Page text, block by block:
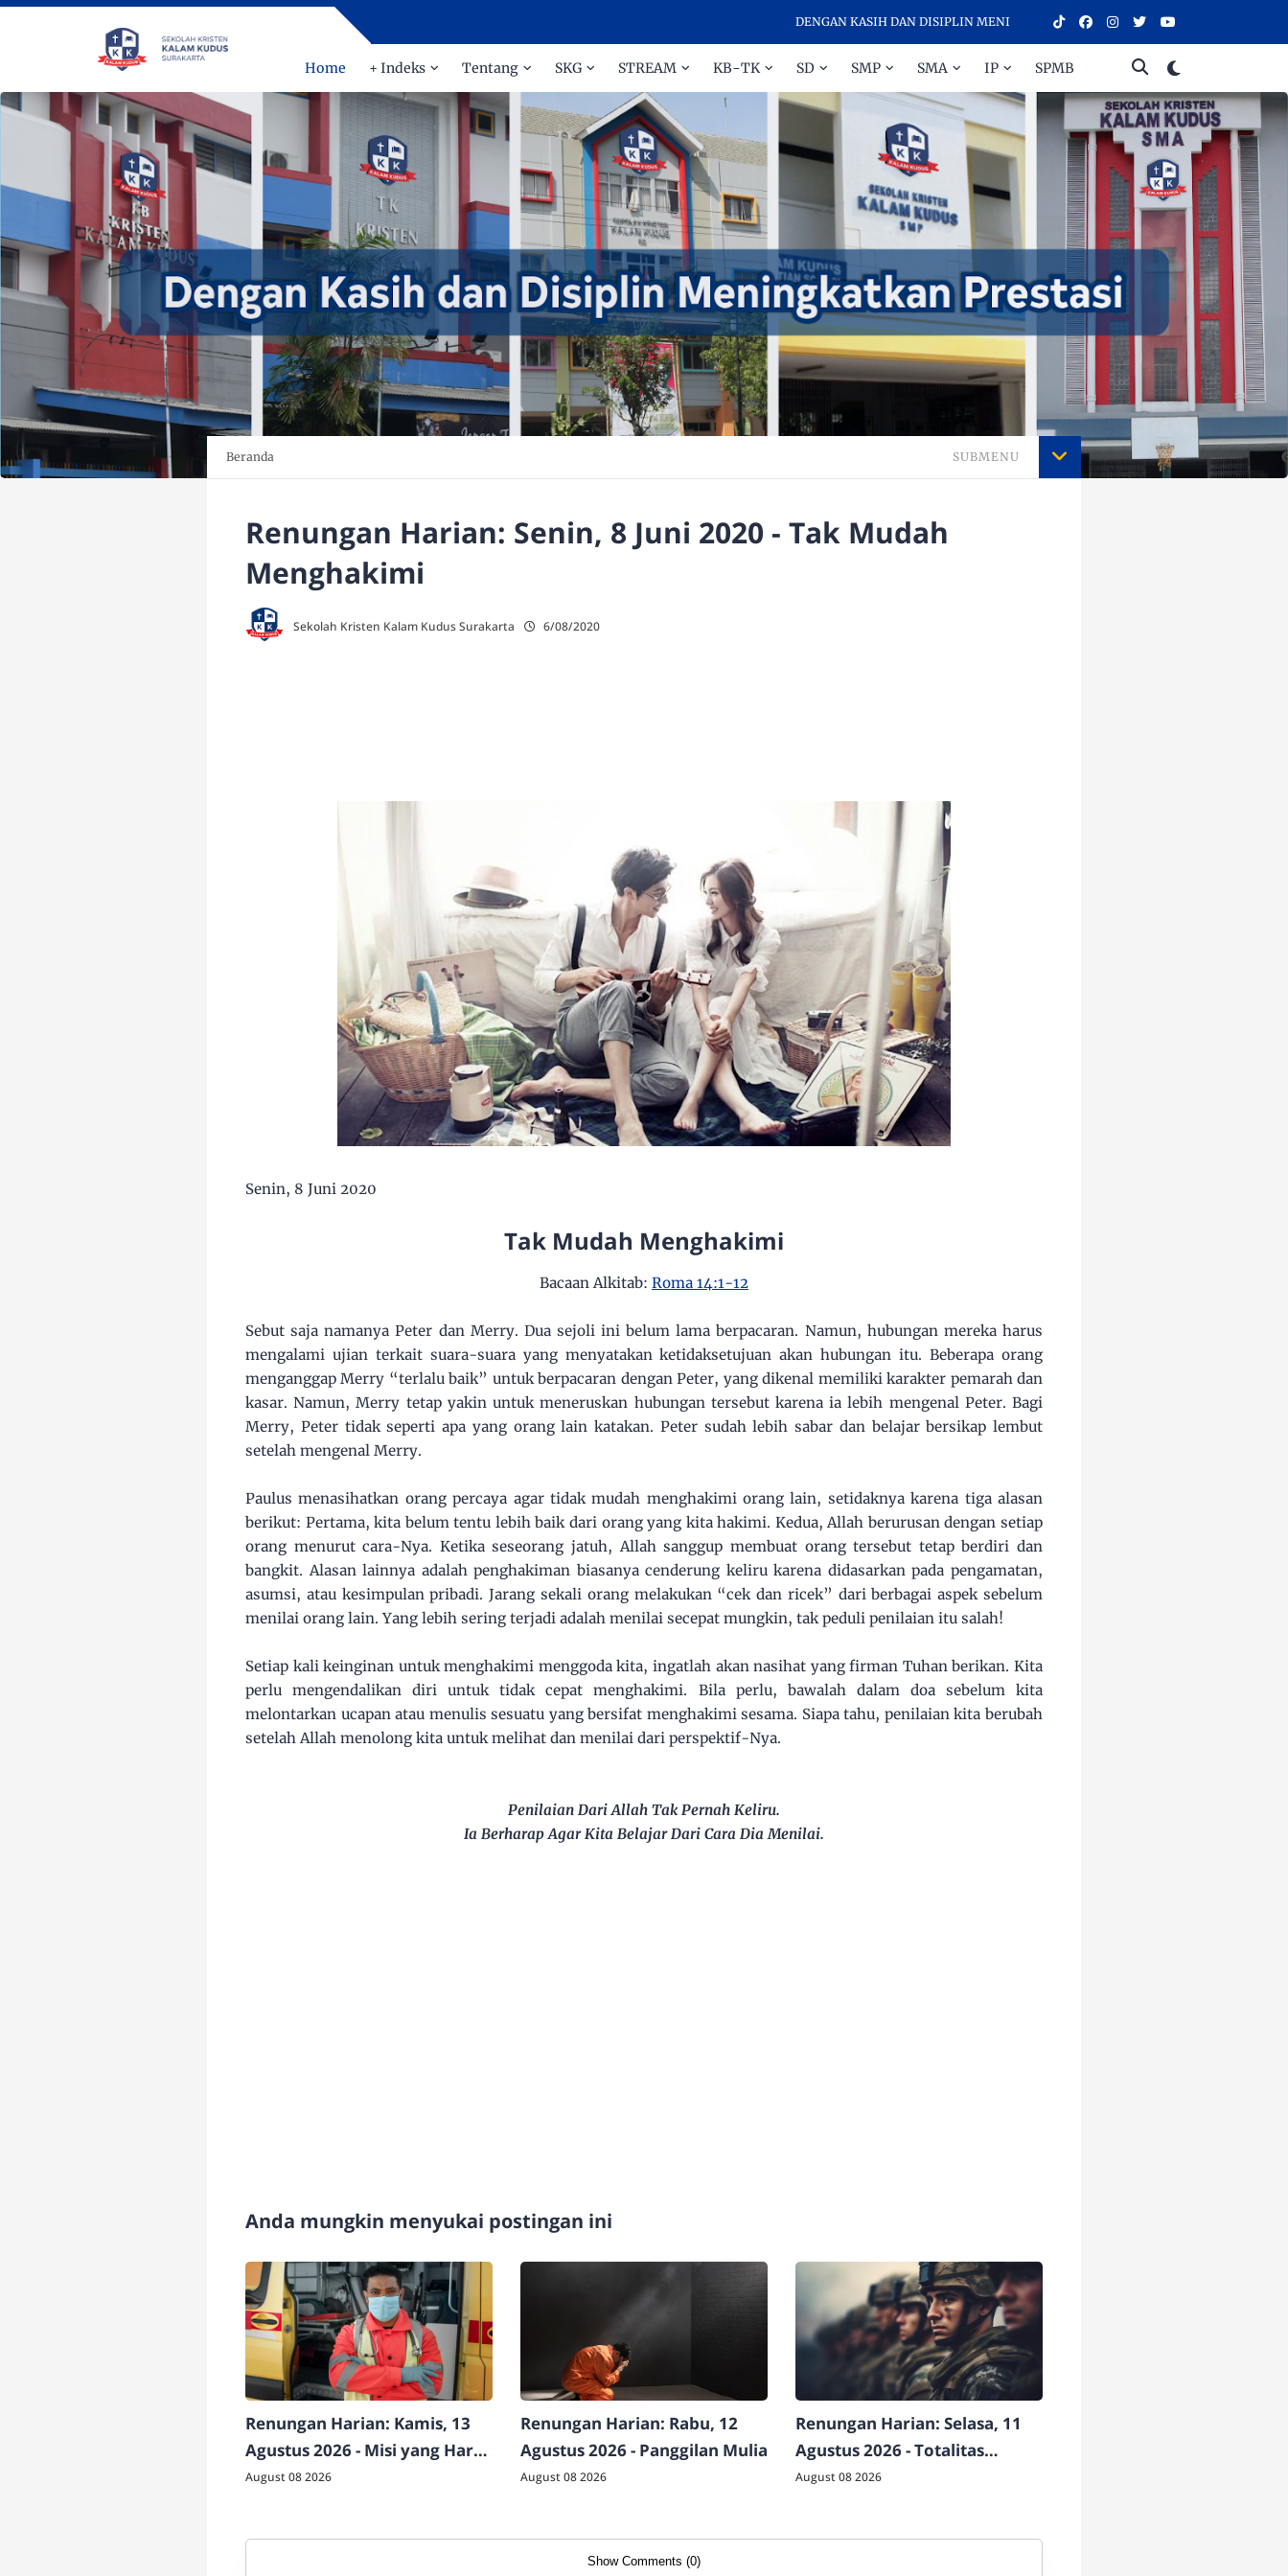
DENGAN KASIH DAN DISIPLIN MENINGKATKAN PRESTASI - SELAMAT DATANG DI
Home + Indeks Tentang SKG STREAM KB-TK SD SMP SMA IP SPMB
Beranda SUBMENU
Renungan Harian: Senin, 8 Juni 2020 - Tak Mudah
Menghakimi
Sekolah Kristen Kalam Kudus Surakarta 6/08/2020
Senin, 8 Juni 2020
Tak Mudah Menghakimi
Bacaan Alkitab: Roma 14:1-12
Sebut saja namanya Peter dan Merry. Dua sejoli ini belum lama berpacaran. Namun, hubungan mereka harus
mengalami ujian terkait suara-suara yang menyatakan ketidaksetujuan akan hubungan itu. Beberapa orang
menganggap Merry “terlalu baik” untuk berpacaran dengan Peter, yang dikenal memiliki karakter pemarah dan
kasar. Namun, Merry tetap yakin untuk meneruskan hubungan tersebut karena ia lebih mengenal Peter. Bagi
Merry, Peter tidak seperti apa yang orang lain katakan. Peter sudah lebih sabar dan belajar bersikap lembut
setelah mengenal Merry.
Paulus menasihatkan orang percaya agar tidak mudah menghakimi orang lain, setidaknya karena tiga alasan
berikut: Pertama, kita belum tentu lebih baik dari orang yang kita hakimi. Kedua, Allah berurusan dengan setiap
orang menurut cara-Nya. Ketika seseorang jatuh, Allah sanggup membuat orang tersebut tetap berdiri dan
bangkit. Alasan lainnya adalah penghakiman biasanya cenderung keliru karena didasarkan pada pengamatan,
asumsi, atau kesimpulan pribadi. Jarang sekali orang melakukan “cek dan ricek” dari berbagai aspek sebelum
menilai orang lain. Yang lebih sering terjadi adalah menilai secepat mungkin, tak peduli penilaian itu salah!
Setiap kali keinginan untuk menghakimi menggoda kita, ingatlah akan nasihat yang firman Tuhan berikan. Kita
perlu mengendalikan diri untuk tidak cepat menghakimi. Bila perlu, bawalah dalam doa sebelum kita
melontarkan ucapan atau menulis sesuatu yang bersifat menghakimi sesama. Siapa tahu, penilaian kita berubah
setelah Allah menolong kita untuk melihat dan menilai dari perspektif-Nya.
Penilaian Dari Allah Tak Pernah Keliru.
Ia Berharap Agar Kita Belajar Dari Cara Dia Menilai.
Anda mungkin menyukai postingan ini
Renungan Harian: Kamis, 13
Agustus 2026 - Misi yang Harus
Dilakukan
August 08 2026
Renungan Harian: Rabu, 12
Agustus 2026 - Panggilan Mulia
August 08 2026
Renungan Harian: Selasa, 11
Agustus 2026 - Totalitas
Mengikut Sang Raja
August 08 2026
Show Comments (0)